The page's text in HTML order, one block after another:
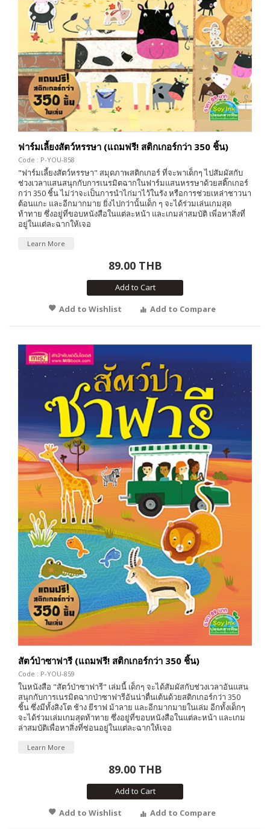
ฟาร์มเลี้ยงสัตว์หรรษา (แถมฟรี! สติกเกอร์กว่า 350 ชิ้น)
Code : P-YOU-858
"ฟาร์มเลี้ยงสัตว์หรรษา" สมุดภาพสติกเกอร์ ที่จะพาเด็กๆ ไปสัมผัสกับ
ช่วงเวลาแสนสนุกกับการเนรมิตฉากในฟาร์มแสนหรรษาด้วยสติ๊กเกอร์
กว่า 350 ชิ้น ไม่ว่าจะเป็นการนำไก่มาไว้ในรัง หรือการช่วยเหล่าชาวนา
ต้อนแกะ และอีกมากมาย ยิ่งไปกว่านั้นเด็ก ๆ จะได้ร่วมเล่นเกมสุด
ท้าทาย ซึ่งอยู่ที่ขอบหนังสือในแต่ละหน้า และเกมล่าสมบัติ เพี่อหาสิ่งที่
อยู่ในแต่ละฉากให้เจอ
Learn More
89.00 THB
Add to Cart
Add to Wishlist
Add to Compare
สัตว์ป่าซาฟารี (แถมฟรี! สติกเกอร์กว่า 350 ชิ้น)
Code : P-YOU-859
ในหนังสือ "สัตว์ป่าซาฟารี" เล่มนี้ เด็กๆ จะได้สัมผัสกับช่วงเวลาอันแสน
สนุกกับการเนรมิตฉากป่าซาฟารีอันน่าตื่นเต้นด้วยสติกเกอร์กว่า 350
ชิ้น ซึ่งมีทั้งสิงโต ช้าง ยีราฟ ม้าลาย และอีกมากมายในเล่ม อีกทั้งเด็กๆ
จะได้ร่วมเล่มเกมสุดท้าทาย ซึ่งอยู่ที่ขอบหนังสือในแต่ละหน้า และเกม
ล่าสมบัติเพื่อหาสิ่งที่ซ่อนอยู่ในแต่ละฉากให้เจอ
Learn More
89.00 THB
Add to Cart
Add to Wishlist
Add to Compare